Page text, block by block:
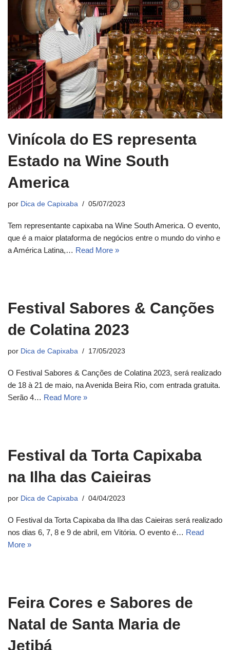
Vinícola do ES representa
Estado na Wine South
America
por Dica de Capixaba 05/07/2023
Tem representante capixaba na Wine South America. O evento,
que é a maior plataforma de negócios entre o mundo do vinho e
a América Latina,… Read More »
Festival Sabores & Canções
de Colatina 2023
por Dica de Capixaba 17/05/2023
O Festival Sabores & Canções de Colatina 2023, será realizado
de 18 à 21 de maio, na Avenida Beira Rio, com entrada gratuita.
Serão 4… Read More »
Festival da Torta Capixaba
na Ilha das Caieiras
por Dica de Capixaba 04/04/2023
O Festival da Torta Capixaba da Ilha das Caieiras será realizado
nos dias 6, 7, 8 e 9 de abril, em Vitória. O evento é… Read
More »
Feira Cores e Sabores de
Natal de Santa Maria de
Jetibá